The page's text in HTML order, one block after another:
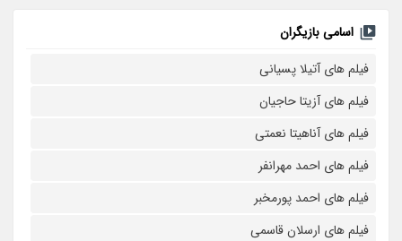
اسامی بازیگران
فیلم های آتیلا پسیانی
فیلم های آزیتا حاجیان
فیلم های آناهیتا نعمتی
فیلم های احمد مهرانفر
فیلم های احمد پورمخبر
فیلم های ارسلان قاسمی